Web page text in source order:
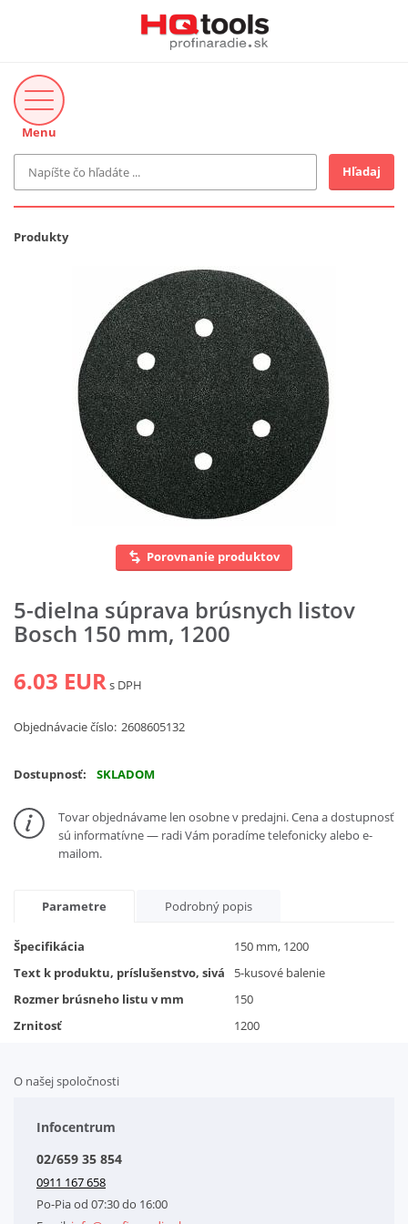
Značka
Makita-Záhrada
Proxxon Industrial
Fiskars
EUR
novinka v ponuke
Vyhľadať
Hľadaj
Menu
Produkty
Porovnanie produktov
5-dielna súprava brúsnych listov
Bosch 150 mm, 1200
6.03 EURs DPH
Objednávacie číslo: 2608605132
Dostupnosť: SKLADOM
Tovar objednávame len osobne v predajni. Cena a dostupnosť
sú informatívne — radi Vám poradíme telefonicky alebo e-
mailom.
Parametre Podrobný popis
Špecifikácia
150 mm, 1200
Text k produktu, príslušenstvo, sivá
5-kusové balenie
Rozmer brúsneho listu v mm
150
Zrnitosť
1200
O našej spoločnosti
Obchodné podmienky
Kontakt
Letáky na stiahnutie
GDPR-Informácie o spracovaní osobných údajov HQ Tools, spol. s r. o.
Infocentrum
02/659 35 854
0911 167 658
Po-Pia od 07:30 do 16:00